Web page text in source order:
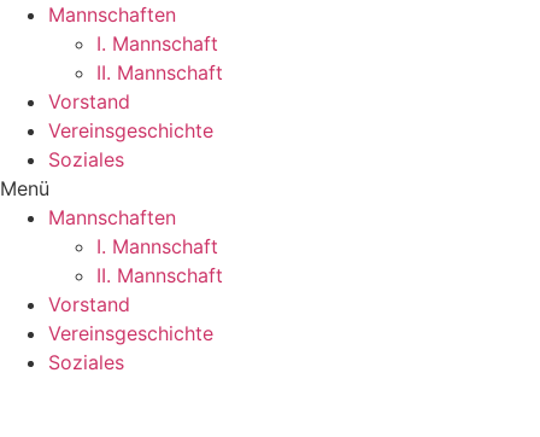
Mannschaften
I. Mannschaft
II. Mannschaft
Vorstand
Vereinsgeschichte
Soziales
Menü
Mannschaften
I. Mannschaft
II. Mannschaft
Vorstand
Vereinsgeschichte
Soziales